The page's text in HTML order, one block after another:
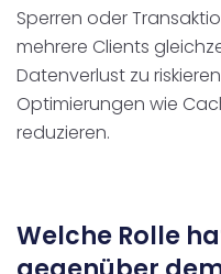
Sperren oder
mehrere Clients
Datenverlust zu
Optimierungen wie
reduzieren.
Welche Rolle